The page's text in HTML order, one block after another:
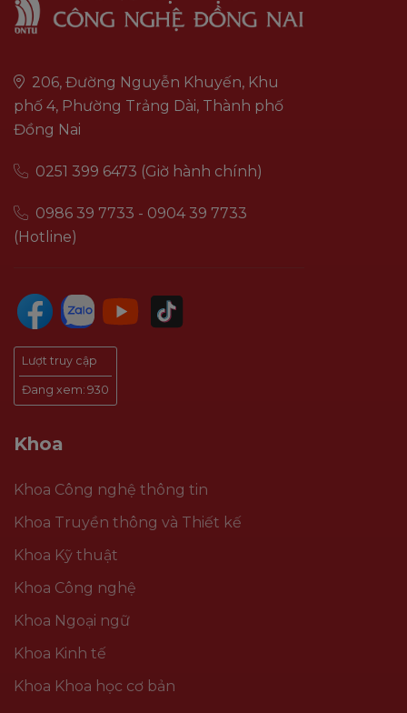
206, Đường Nguyễn Khuyến, Khu
phố 4, Phường Trảng Dài, Thành phố
Đồng Nai
0251 399 6473 (Giờ hành chính)
0986 39 7733 - 0904 39 7733
(Hotline)
Lượt truy cập
Đang xem: 930
Khoa
Khoa Công nghệ thông tin
Khoa Truyền thông và Thiết kế
Khoa Kỹ thuật
Khoa Công nghệ
Khoa Ngoại ngữ
Khoa Kinh tế
Khoa Khoa học cơ bản